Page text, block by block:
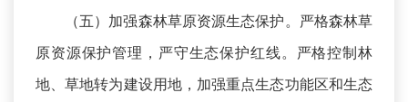
（五）加强森林草原资源生态保护。严格森林草
原资源保护管理，严守生态保护红线。严格控制林
地、草地转为建设用地，加强重点生态功能区和生态